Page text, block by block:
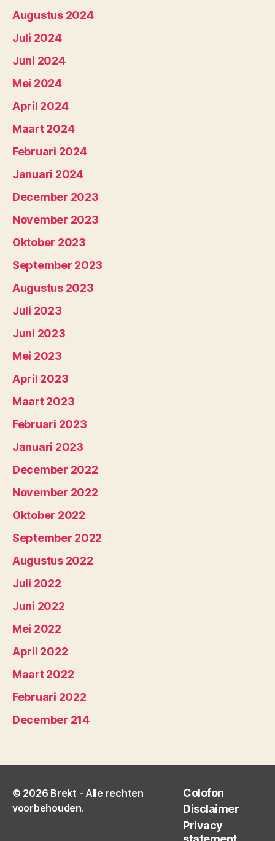
Augustus 2024
Juli 2024
Juni 2024
Mei 2024
April 2024
Maart 2024
Februari 2024
Januari 2024
December 2023
November 2023
Oktober 2023
September 2023
Augustus 2023
Juli 2023
Juni 2023
Mei 2023
April 2023
Maart 2023
Februari 2023
Januari 2023
December 2022
November 2022
Oktober 2022
September 2022
Augustus 2022
Juli 2022
Juni 2022
Mei 2022
April 2022
Maart 2022
Februari 2022
December 214
© 2026 Brekt - Alle rechten
voorbehouden.
Colofon
Disclaimer
Privacy